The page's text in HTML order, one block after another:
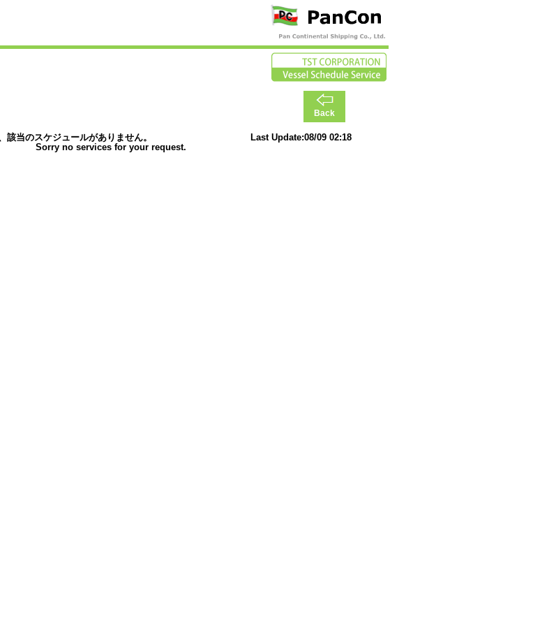
Back
Last Update:08/09 02:18
該当のスケジュールがありません。
Sorry no services for your request.